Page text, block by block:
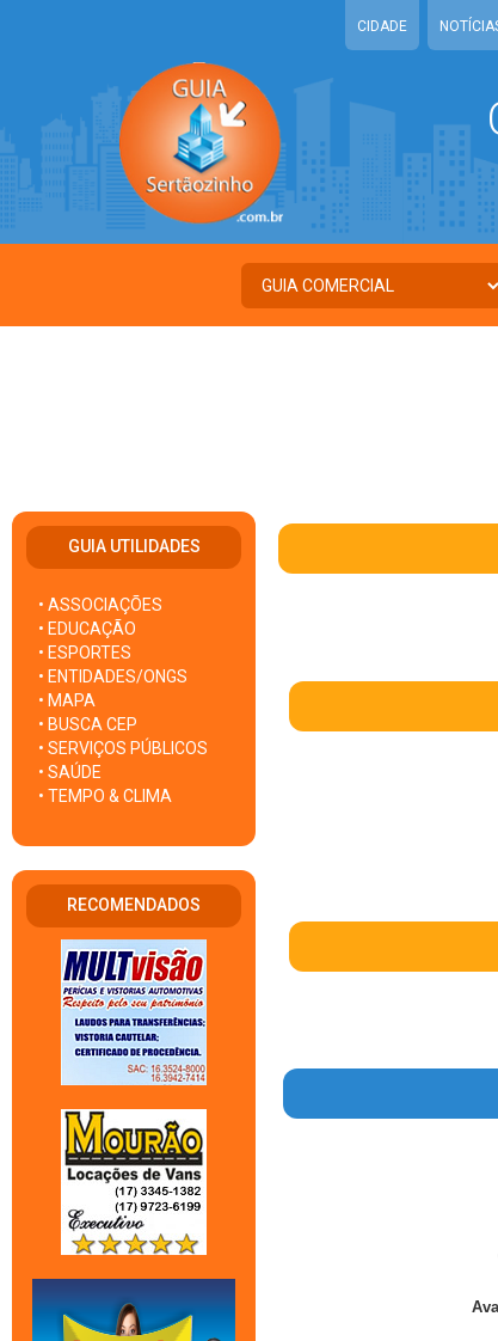
CIDADE
GUIA UTILIDADES
• ASSOCIAÇÕES
• EDUCAÇÃO
• ESPORTES
• ENTIDADES/ONGS
• MAPA
• BUSCA CEP
• SERVIÇOS PÚBLICOS
• SAÚDE
• TEMPO & CLIMA
RECOMENDADOS